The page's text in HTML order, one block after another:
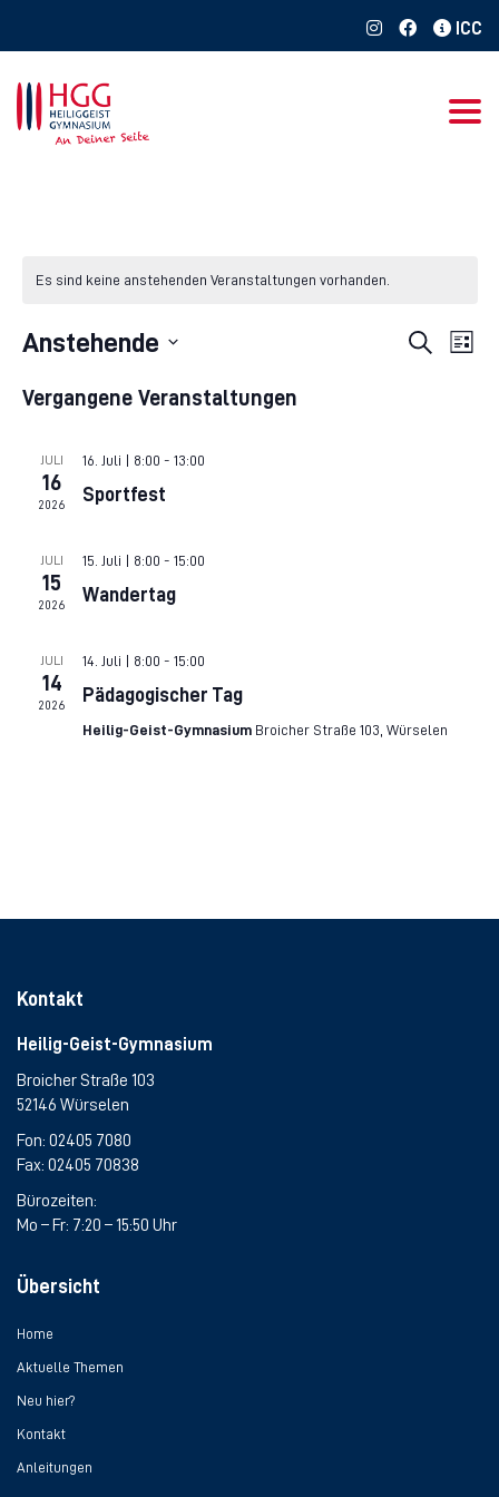
Es sind keine anstehenden Veranstaltungen vorhanden.
Suche
Liste
Anstehende
wählen.
Vergangene Veranstaltungen
JULI
16
2026
16. Juli | 8:00 - 13:00
Sportfest
JULI
15
2026
15. Juli | 8:00 - 15:00
Wandertag
JULI
14
2026
14. Juli | 8:00 - 15:00
Pädagogischer Tag
Heilig-Geist-Gymnasium Broicher Straße 103, Würselen
Kontakt
Heilig-Geist-Gymnasium
Broicher Straße 103
52146 Würselen
Fon: 02405 7080
Fax: 02405 70838
Bürozeiten:
Mo – Fr: 7:20 – 15:50 Uhr
Übersicht
Home
Aktuelle Themen
Neu hier?
Kontakt
Anleitungen